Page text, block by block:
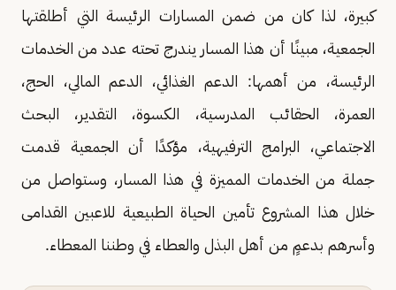
كبيرة، لذا كان من ضمن المسارات الرئيسة التي أطلقتها
الجمعية، مبينًا أن هذا المسار يندرج تحته عدد من الخدمات
الرئيسة، من أهمها: الدعم الغذائي، الدعم المالي، الحج،
العمرة، الحقائب المدرسية، الكسوة، التقدير، البحث
الاجتماعي، البرامج الترفيهية، مؤكدًا أن الجمعية قدمت
جملة من الخدمات المميزة في هذا المسار، وستواصل من
خلال هذا المشروع تأمين الحياة الطبيعية للاعبين القدامى
وأسرهم بدعمٍ من أهل البذل والعطاء في وطننا المعطاء.